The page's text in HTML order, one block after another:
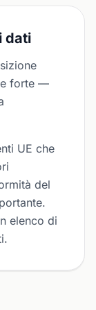
dati
forte —
UE che
del
elenco di